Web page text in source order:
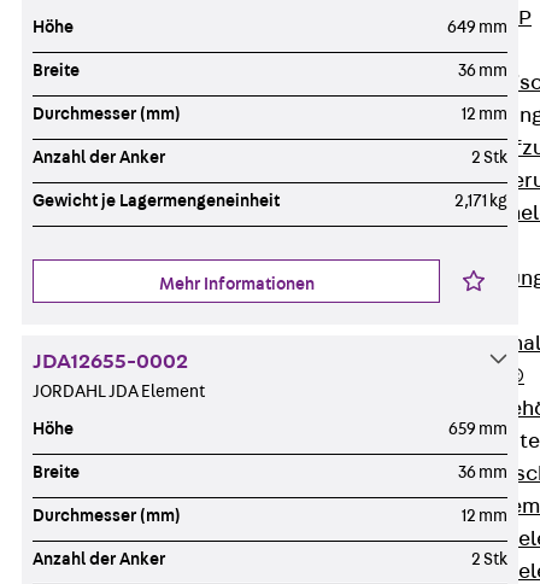
Windpost JWP
Schallisolation
Zurück
RAPIDOBAT®
Schalrohre
Zurück
Höhe 649 mm
Breite 36 mm
Durchmesser (mm) 12 mm
Anzahl der Anker 2 Stk
Gewicht je Lagermengeneinheit 2,171 kg
Mehr Informationen
JDA12655-0002
JORDAHL JDA Element
Höhe 659 mm
Breite 36 mm
Durchmesser (mm) 12 mm
Anzahl der Anker 2 Stk